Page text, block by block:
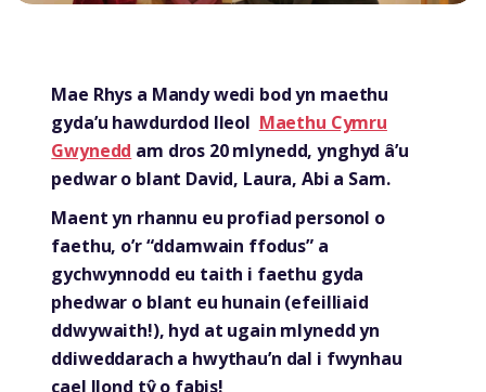
Mae Rhys a Mandy wedi bod yn maethu
gyda’u hawdurdod lleol Maethu Cymru
Gwynedd am dros 20 mlynedd, ynghyd â’u
pedwar o blant David, Laura, Abi a Sam.
Maent yn rhannu eu profiad personol o
faethu, o’r “ddamwain ffodus” a
gychwynnodd eu taith i faethu gyda
phedwar o blant eu hunain (efeilliaid
ddwywaith!), hyd at ugain mlynedd yn
ddiweddarach a hwythau’n dal i fwynhau
cael llond tŷ o fabis!